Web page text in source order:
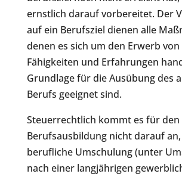
ernstlich darauf vorbereitet. Der
auf ein Berufsziel dienen alle
denen es sich um den Erwerb
Fähigkeiten und Erfahrungen
Grundlage für die Ausübung des
Berufs geeignet sind.
Steuerrechtlich kommt es für
Berufsausbildung nicht darauf
berufliche Umschulung (unter
nach einer langjährigen